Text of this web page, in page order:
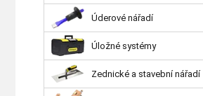
Úderové nářadí
Úložné systémy
Zednické a stavební nářadí